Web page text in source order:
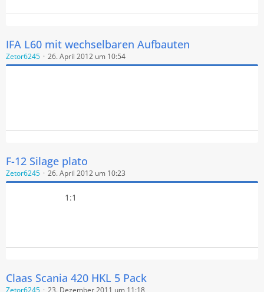
IFA L60 mit wechselbaren Aufbauten
Zetor6245 26. April 2012 um 10:54
F-12 Silage plato
Zetor6245 26. April 2012 um 10:23
1:1
Claas Scania 420 HKL 5 Pack
Zetor6245 23. Dezember 2011 um 11:18